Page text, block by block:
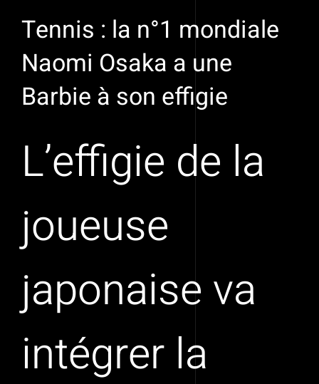
Tennis : la n°1 mondiale
Naomi Osaka a une
Barbie à son effigie
L’effigie de la
joueuse
japonaise va
intégrer la